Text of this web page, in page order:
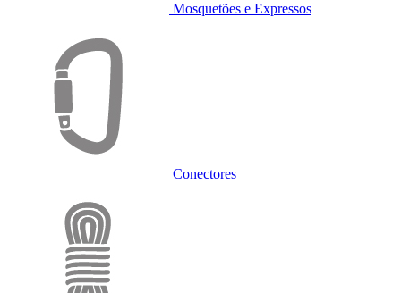
Mosquetões e Expressos
Conectores